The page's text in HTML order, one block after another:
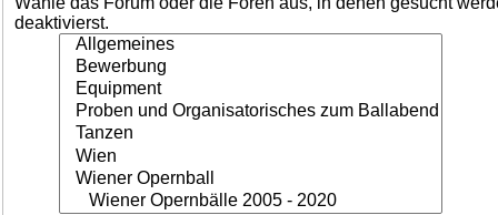
deaktivierst.